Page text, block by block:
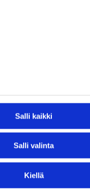
Salli kaikki
Salli valinta
Kiellä
ja pitkäjänteisesti